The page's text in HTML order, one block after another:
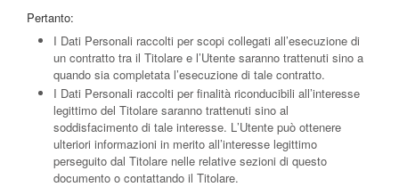
Pertanto:
I Dati Personali raccolti per scopi collegati all’esecuzione di
un contratto tra il Titolare e l’Utente saranno trattenuti sino a
quando sia completata l’esecuzione di tale contratto.
I Dati Personali raccolti per finalità riconducibili all’interesse
legittimo del Titolare saranno trattenuti sino al
soddisfacimento di tale interesse. L’Utente può ottenere
ulteriori informazioni in merito all’interesse legittimo
perseguito dal Titolare nelle relative sezioni di questo
documento o contattando il Titolare.